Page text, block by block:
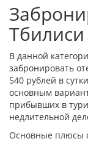
В данной
забронировать
540 рублей в
основным
прибывших в
недлительной
Основные плюсы